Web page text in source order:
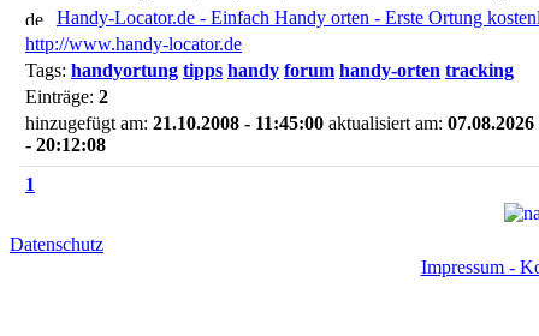
Handy-Locator.de - Einfach Handy orten - Erste Ortung
http://www.handy-locator.de
Tags: handyortung tipps handy forum handy-orten tracking
Einträge: 2
hinzugefügt am: 21.10.2008 - 11:45:00 aktualisiert am: 07.08.2026
- 20:12:08
1
Datenschutz
Impressum -